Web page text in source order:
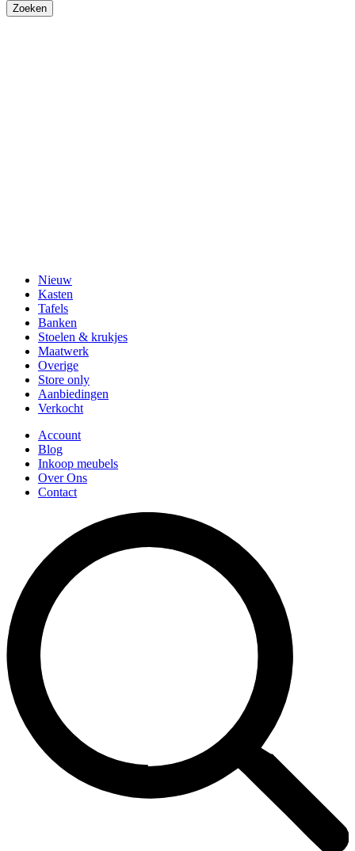
Nieuw
Kasten
Tafels
Banken
Stoelen & krukjes
Maatwerk
Overige
Store only
Aanbiedingen
Verkocht
Account
Blog
Inkoop meubels
Over Ons
Contact